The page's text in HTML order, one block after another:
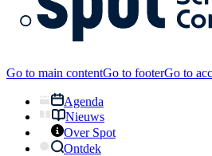
Go to main contentGo to footerGo to
Agenda
Nieuws
Over Spot
Ontdek